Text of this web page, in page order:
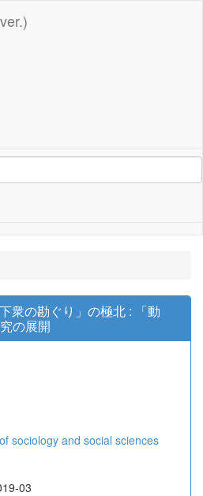
下衆の勘ぐり」の極北 : 「動
の展開
sociology and social sciences
03